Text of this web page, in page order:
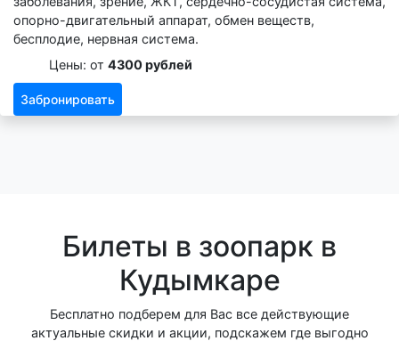
опорно-двигательный аппарат, обмен веществ,
бесплодие, нервная система.
Цены: от 4300 рублей
Забронировать
Билеты в зоопарк в
Кудымкаре
Бесплатно подберем для Вас все действующие
актуальные скидки и акции, подскажем где выгодно